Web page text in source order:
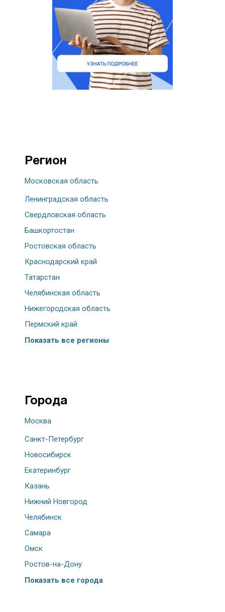
Регион
Московская область
Ленинградская область
Свердловская область
Башкортостан
Ростовская область
Краснодарский край
Татарстан
Челябинская область
Нижегородская область
Пермский край
Показать все регионы
Города
Москва
Санкт-Петербург
Новосибирск
Екатеринбург
Казань
Нижний Новгород
Челябинск
Самара
Омск
Ростов-на-Дону
Показать все города